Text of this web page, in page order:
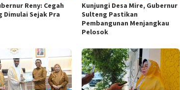
Reny: Cegah
Dimulai Sejak Pra
Kunjungi Desa Mire, Gubernur
Sulteng Pastikan
Pembangunan Menjangkau
Pelosok